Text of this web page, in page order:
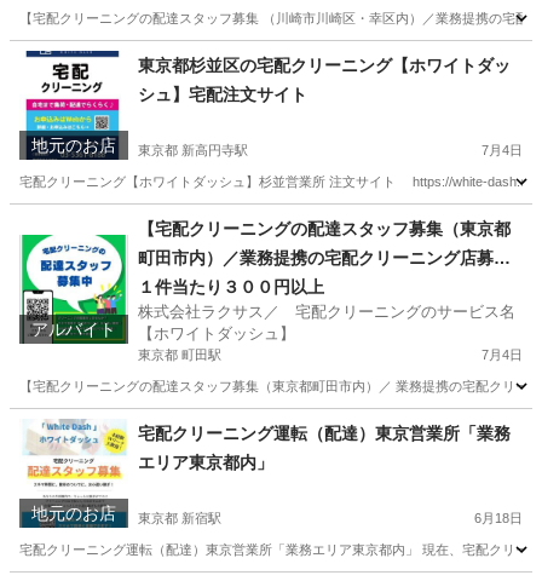
【宅配クリーニングの配達スタッフ募集 （川崎市川崎区・幸区内）／業務提携の宅
神奈川 川崎市 川崎駅 ドライバー 川崎市
鹿島田駅 ドライバー スタッフ
地元のお店
東京都杉並区の宅配クリーニング【ホワイトダッ
シュ】宅配注文サイト
東京都 新高円寺駅 7月4日
宅配クリーニング【ホワイトダッシュ】杉並営業所 注文サイト https://white-
新高円寺駅 その他 東京 杉並区
中野坂上駅 その他
アルバイト
【宅配クリーニングの配達スタッフ募集（東京都
町田市内）／業務提携の宅配クリーニング店募
集】
１件当たり３００円以上
株式会社ラクサス／ 宅配クリーニングのサービス名
【ホワイトダッシュ】
東京都 町田駅 7月4日
【宅配クリーニングの配達スタッフ募集（東京都町田市内）／ 業務提携の宅配クリ
東京 町田市 町田駅 ドライバー 東京 町田市 町田駅
ドライバー スタッフ
地元のお店
宅配クリーニング運転（配達）東京営業所「業務
エリア東京都内」
東京都 新宿駅 6月18日
宅配クリーニング運転（配達）東京営業所「業務エリア東京都内」 現在、宅配クリ